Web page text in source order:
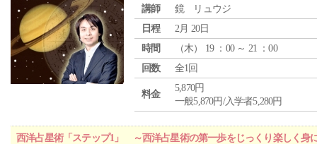
講師
鏡 リュウジ
日程
2月 20日
時間
（木） 19 ：00 ～ 21 ：00
回数
全1回
料金
5,870円
一般5,870円/入学者5,280円
西洋占星術「ステップ1」 ～西洋占星術の第一歩をじっくり楽しく身